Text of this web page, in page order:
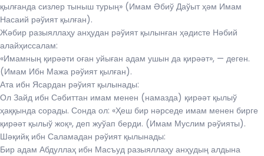
қылғанда сизлер тыныш турың» (Имам Әбиў Даўыт ҳәм Имам
Насаий рәўият қылған).
Жәбир разыяллаҳу анҳудан рәўият қылынған ҳәдисте Нәбий
алайҳиссалам:
«Имамның қирәәти оған уйыған адам ушын да қирәәт», — деген.
(Имам Ибн Мажа рәўият қылған).
Ата ибн Ясардан рәўият қылынады:
Ол Зайд ибн Сәбиттан имам менен (намазда) қирәәт қылыў
ҳаққында сорады. Сонда ол: «Ҳеш бир нәрседе имам менен бирге
қирәәт қылыў жоқ», деп жуўап берди. (Имам Муслим рәўияты).
Шәқийқ ибн Саламадан рәўият қылынады:
Бир адам Абдуллаҳ ибн Масъуд разыяллаҳу анҳудың алдына